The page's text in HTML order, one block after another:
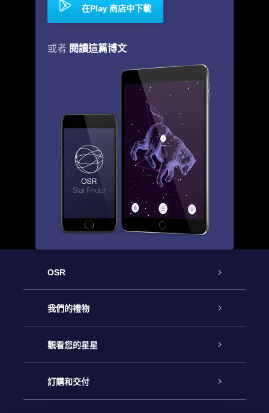
在Play 商店中下載
或者 閱讀這篇博文
OSR
客戶服務
聯繫我們
博客
我們的禮物
Online Star禮物
OSR禮物包
觀看您的星星
星星注册
訂購和交付